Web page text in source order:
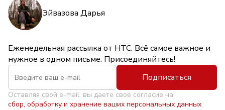
Эйвазова Дарья
Еженедельная рассылка от НТС. Всё самое важное и
нужное в одном письме. Присоединяйтесь!
Подписаться
Оставляя свой e-mail, вы даете свое согласие на
сбор, обработку и хранение ваших персональных данных